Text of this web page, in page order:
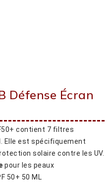
Défense Écran
contient 7 filtres
Elle est spécifiquement
solaire contre les UV.
pour les peaux
50+ 50 ML